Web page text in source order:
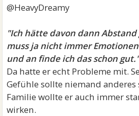
@HeavyDreamy
"Ich hätte davon dann
muss ja nicht immer
und an finde ich das schon
Da hatte er echt Probleme mit.
Gefühle sollte niemand anderes
Familie wollte er auch immer
wirken.